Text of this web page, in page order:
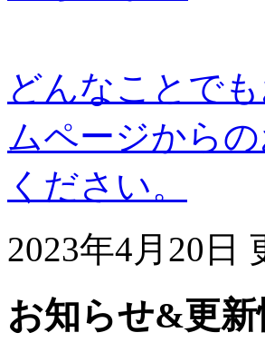
どんなことで
ムページから
ください。
2023年4月20日
お知らせ&更新